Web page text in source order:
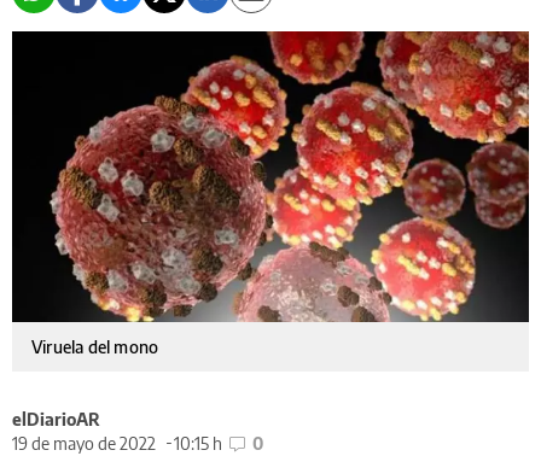
Viruela del mono
elDiarioAR
19 de mayo de 2022
10:15 h 0